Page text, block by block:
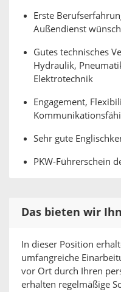
Erste
Außendienst
Gutes technisches
Hydraulik,
Elektrotechnik
Engagement,
Sehr gute
PKW-Führerschein
Das bieten wir
​In dieser Position
umfangreiche
vor Ort durch Ihren
erhalten regelmäßige